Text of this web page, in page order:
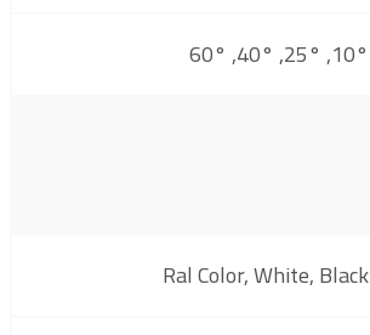
10°, 25°, 40°, 60°
Ral Color, White, Black